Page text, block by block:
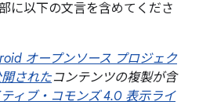
に以下の文言を含めてくださ
オープンソース プロジェク
されたコンテンツの複製が含
ィブ・コモンズ 4.0 表示ライ